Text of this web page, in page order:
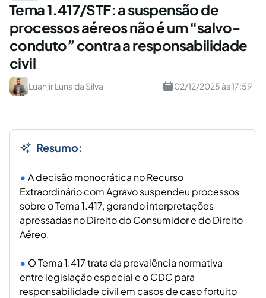
Tema 1.417/STF: a suspensão de
processos aéreos não é um “salvo-
conduto” contra a responsabilidade
civil
Luanjir Luna da Silva 02/12/2025 às 17:59
Resumo:
A decisão monocrática no Recurso
Extraordinário com Agravo suspendeu processos
sobre o Tema 1.417, gerando interpretações
apressadas no Direito do Consumidor e do Direito
Aéreo.
O Tema 1.417 trata da prevalência normativa
entre legislação especial e o CDC para
responsabilidade civil em casos de caso fortuito